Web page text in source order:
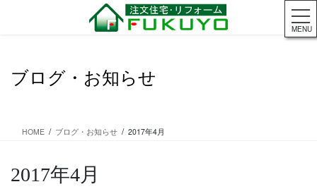
ブログ・お知らせ
HOME ブログ・お知らせ 2017年4月
2017年4月
MENU